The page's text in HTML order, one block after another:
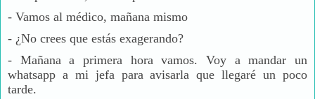
- Vamos al médico, mañana mismo
- ¿No crees que estás exagerando?
- Mañana a primera hora vamos. Voy a mandar un
whatsapp a mi jefa para avisarla que llegaré un poco
tarde.